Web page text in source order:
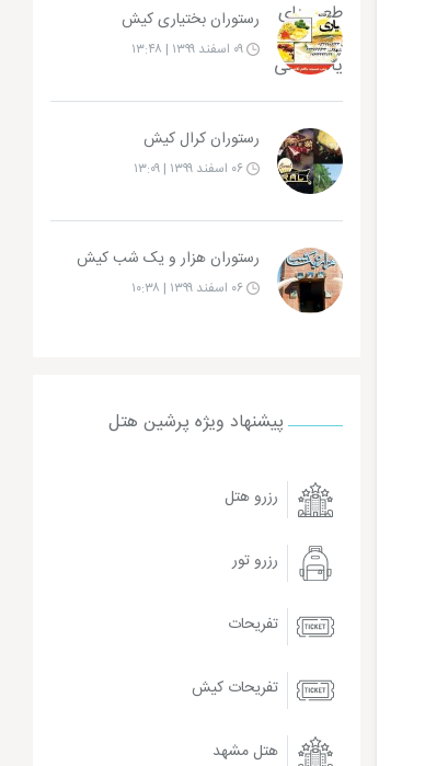
رستوران بختیاری کیش
۰۹ اسفند ۱۳۹۹ | ۱۳:۴۸
رستوران کرال کیش
۰۶ اسفند ۱۳۹۹ | ۱۳:۰۹
رستوران هزار و یک شب کیش
۰۶ اسفند ۱۳۹۹ | ۱۰:۳۸
پیشنهاد ویژه پرشین هتل
رزرو هتل
رزرو تور
تفریحات
تفریحات کیش
هتل مشهد